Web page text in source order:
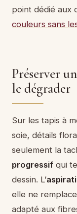
point dédié aux
couleurs sans
Préserver
le dégrader
Sur les tapis à
soie, détails
seulement la
progressif qui
dessin. L’
elle ne
adapté aux